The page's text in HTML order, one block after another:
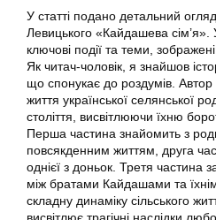
У статті подано детальний
Левицького «Кайдашева сім’я».
ключові події та теми,
Як читач-чоловік, я знайшов
що спонукає до роздумів.
життя української селянської
століття, висвітлюючи їхню
Перша частина знайомить з
повсякденним життям, друга
однієї з доньок. Третя частина
між братами Кайдашами та
складну динаміку сільського